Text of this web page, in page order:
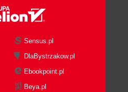
Sensus.pl
DlaBystrzakow.pl
Ebookpoint.pl
Beya.pl